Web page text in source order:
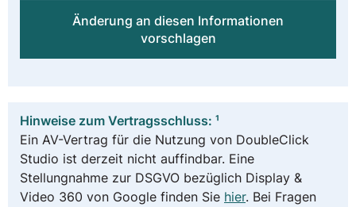
Änderung an diesen Informationen
vorschlagen
Hinweise zum Vertragsschluss: ¹
Ein AV-Vertrag für die Nutzung von DoubleClick
Studio ist derzeit nicht auffindbar. Eine
Stellungnahme zur DSGVO bezüglich Display &
Video 360 von Google finden Sie hier. Bei Fragen